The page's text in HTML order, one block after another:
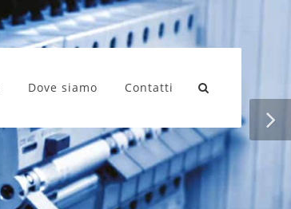
Dove siamo Contatti